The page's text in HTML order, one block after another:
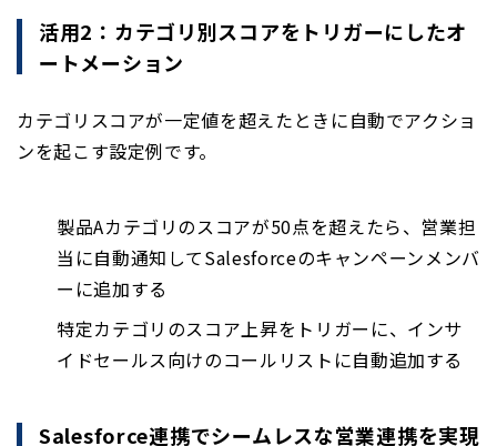
活用2：カテゴリ別スコアをトリガーにしたオ
ートメーション
カテゴリスコアが一定値を超えたときに自動でアクショ
ンを起こす設定例です。
製品Aカテゴリのスコアが50点を超えたら、営業担
当に自動通知してSalesforceのキャンペーンメンバ
ーに追加する
特定カテゴリのスコア上昇をトリガーに、インサ
イドセールス向けのコールリストに自動追加する
Salesforce連携でシームレスな営業連携を実現